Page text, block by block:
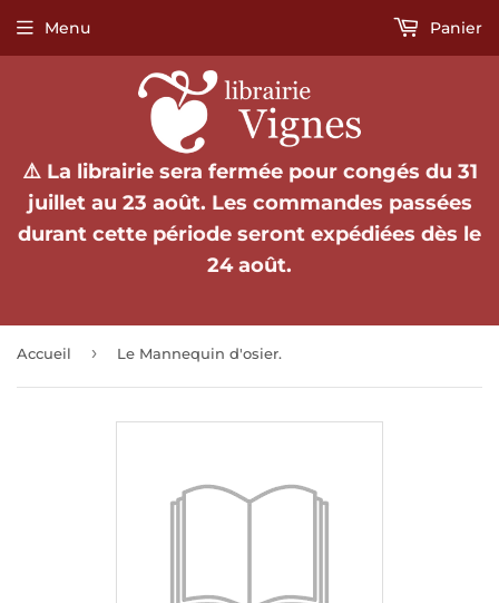
⚠️ La librairie sera fermée pour congés du 31
juillet au 23 août. Les commandes passées
durant cette période seront expédiées dès le
24 août.
Menu Panier
Accueil › Le Mannequin d'osier.